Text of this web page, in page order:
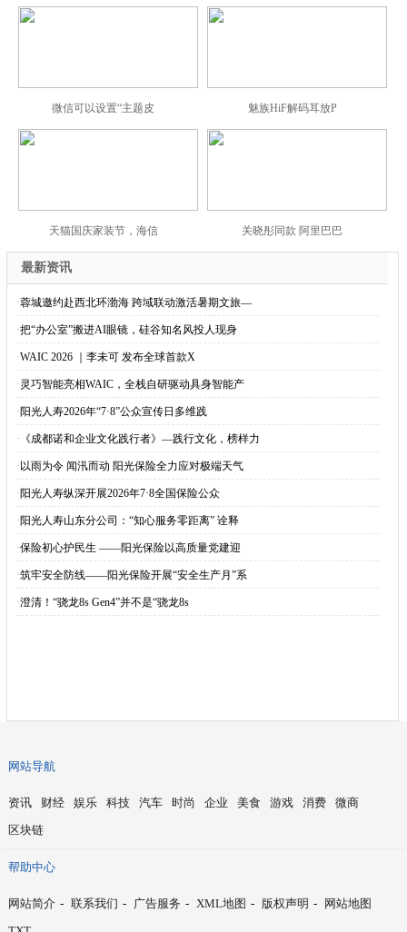
微信可以设置“主题皮 魅族HiF解码耳放P
天猫国庆家装节，海信 关晓彤同款 阿里巴巴
最新资讯
·蓉城邀约赴西北环渤海 跨域联动激活暑期文旅—
·把“办公室”搬进AI眼镜，硅谷知名风投人现身
·WAIC 2026 ｜李未可 发布全球首款X
·灵巧智能亮相WAIC，全栈自研驱动具身智能产
·阳光人寿2026年“7·8”公众宣传日多维践
· 《成都诺和企业文化践行者》—践行文化，榜样力
· 以雨为令 闻汛而动 阳光保险全力应对极端天气
·阳光人寿纵深开展2026年7·8全国保险公众
·阳光人寿山东分公司：“知心服务零距离” 诠释
·保险初心护民生 ——阳光保险以高质量党建迎
·筑牢安全防线——阳光保险开展“安全生产月”系
·澄清！“骁龙8s Gen4”并不是“骁龙8s
网站导航
资讯 财经 娱乐 科技 汽车 时尚 企业 美食 游戏 消费
微商
区块链
帮助中心
网站简介 - 联系我们 - 广告服务 - XML地图 - 版权声明 -
网站地图